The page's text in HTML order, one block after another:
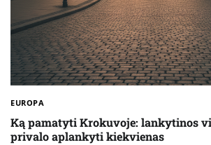
EUROPA
Ką pamatyti Krokuvoje: lankytinos
privalo aplankyti kiekvienas